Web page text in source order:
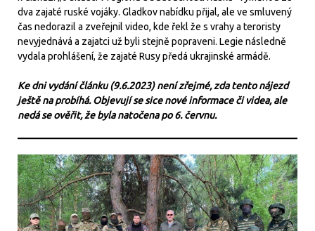
dva zajaté ruské vojáky. Gladkov nabídku přijal, ale ve smluvený
čas nedorazil a zveřejnil video, kde řekl že s vrahy a teroristy
nevyjednává a zajatci už byli stejně popraveni. Legie následně
vydala prohlášení, že zajaté Rusy předá ukrajinské armádě.
Ke dni vydání článku (9.6.2023) není zřejmé, zda tento nájezd
ještě na probíhá. Objevují se sice nové informace či videa, ale
nedá se ověřit, že byla natočena po 6. červnu.